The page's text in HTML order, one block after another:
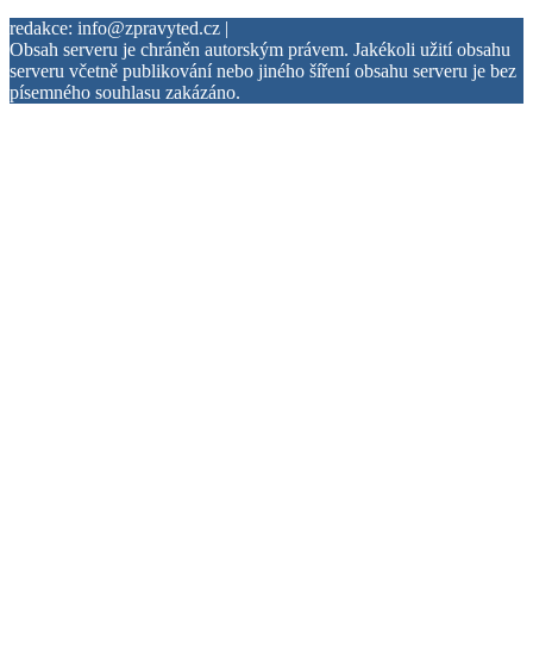
redakce: info@zpravyted.cz |
Obsah serveru je chráněn autorským právem. Jakékoli užití obsahu
serveru včetně publikování nebo jiného šíření obsahu serveru je bez
písemného souhlasu zakázáno.